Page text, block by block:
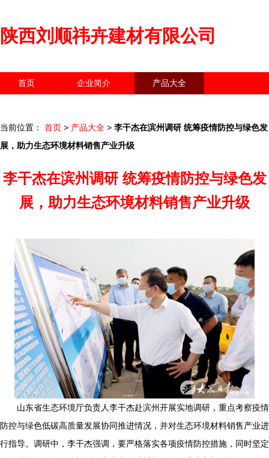
陕西刘顺祎卉建材有限公司
首页 企业简介 产品大全
当前位置： 首页 > 产品大全 > 李干杰在滨州调研 统筹疫情防控与绿色发
展，助力生态环境材料销售产业升级
李干杰在滨州调研 统筹疫情防控与绿色发
展，助力生态环境材料销售产业升级
山东省生态环境厅负责人李干杰赴滨州开展实地调研，重点考察疫情
防控与绿色低碳高质量发展协同推进情况，并对生态环境材料销售产业进
行指导。调研中，李干杰强调，要严格落实各项疫情防控措施，同时坚定